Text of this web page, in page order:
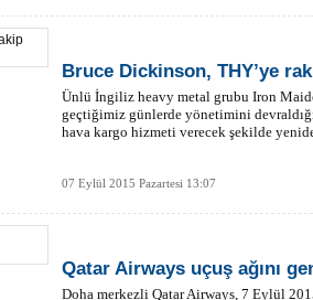
Bruce Dickinson, THY’ye
Ünlü İngiliz heavy metal grubu Iron
geçtiğimiz günlerde yönetimini
hava kargo hizmeti verecek şekilde
07 Eylül 2015 Pazartesi 13:07
Qatar Airways uçuş ağını
Doha merkezli Qatar Airways, 7 Eylül